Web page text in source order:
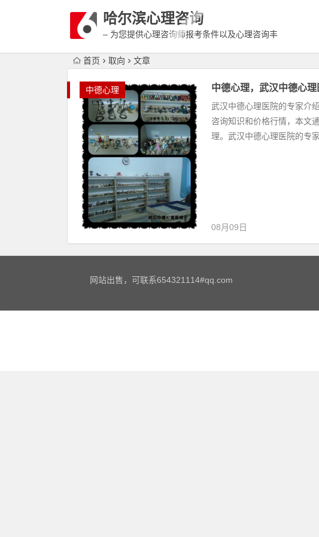
哈尔滨心理咨询
– 为您提供心理咨询师报考条件以及心理咨询丰
首页 取向 文章
中德心理 中德心理，武汉中德心
武汉中德心理医院的专家介
咨询知识和价格行情，本文
理。武汉中德心理医院的专家
08月09日
网站出售，可联系654321114#qq.com